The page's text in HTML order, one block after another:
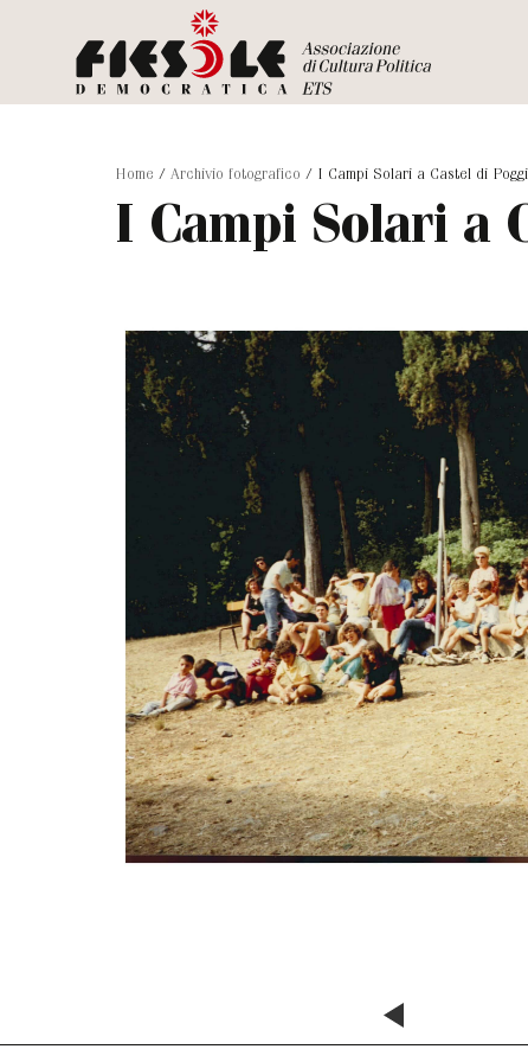
Home / Archivio fotografico / I Campi Solari a Castel di
I Campi Solari a